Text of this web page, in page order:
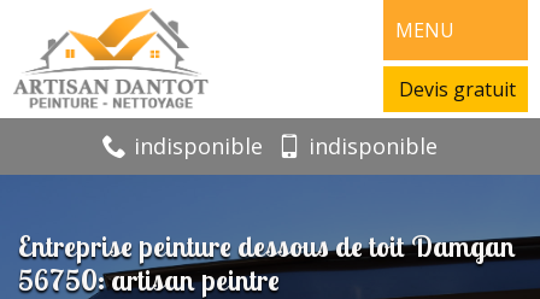
MENU
Devis gratuit
indisponible indisponible
Entreprise peinture dessous de toit Damgan
56750: artisan peintre